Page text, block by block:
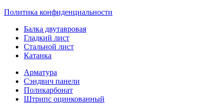
Политика конфиденциальности
Балка двутавровая
Гладкий лист
Стальной лист
Катанка
Арматура
Сэндвич панели
Поликарбонат
Штрипс оцинкованный